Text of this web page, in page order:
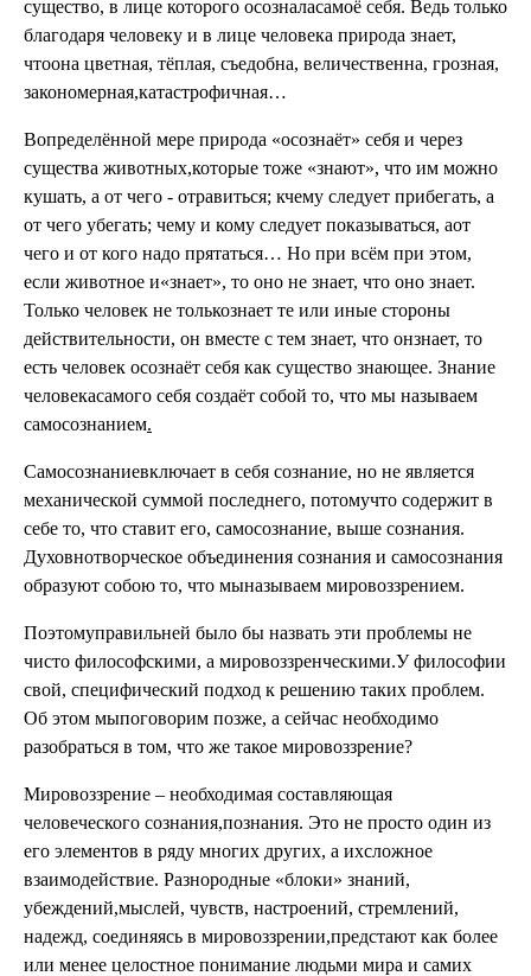
существо, в лице которого осозналасамоё себя. Ведь только
благодаря человеку и в лице человека природа знает,
чтоона цветная, тёплая, съедобна, величественна, грозная,
закономерная,катастрофичная…
Вопределённой мере природа «осознаёт» себя и через
существа животных,которые тоже «знают», что им можно
кушать, а от чего - отравиться; кчему следует прибегать, а
от чего убегать; чему и кому следует показываться, аот
чего и от кого надо прятаться… Но при всём при этом,
если животное и«знает», то оно не знает, что оно знает.
Только человек не толькознает те или иные стороны
действительности, он вместе с тем знает, что онзнает, то
есть человек осознаёт себя как существо знающее. Знание
человекасамого себя создаёт собой то, что мы называем
самосознанием.
Самосознаниевключает в себя сознание, но не является
механической суммой последнего, потомучто содержит в
себе то, что ставит его, самосознание, выше сознания.
Духовнотворческое объединения сознания и самосознания
образуют собою то, что мыназываем мировоззрением.
Поэтомуправильней было бы назвать эти проблемы не
чисто философскими, а мировоззренческими.У философии
свой, специфический подход к решению таких проблем.
Об этом мыпоговорим позже, а сейчас необходимо
разобраться в том, что же такое мировоззрение?
Мировоззрение – необходимая составляющая
человеческого сознания,познания. Это не просто один из
его элементов в ряду многих других, а ихсложное
взаимодействие. Разнородные «блоки» знаний,
убеждений,мыслей, чувств, настроений, стремлений,
надежд, соединяясь в мировоззрении,предстают как более
или менее целостное понимание людьми мира и самих